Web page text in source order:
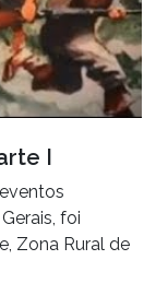
I
foi
Zona Rural de